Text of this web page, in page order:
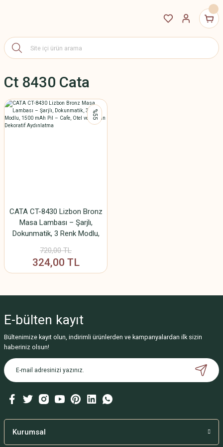
Ct 8430 Cata
%55
CATA CT-8430 Lizbon Bronz
Masa Lambası – Şarjlı,
Dokunmatik, 3 Renk Modlu,
Ev İçin Dekoratif Aydınlatma
720,00 TL
324,00 TL
E-bülten kayıt
Bültenimize kayıt olun, indirimli ürünlerden ve kampanyalardan ilk sizin
haberiniz olsun!
Kurumsal